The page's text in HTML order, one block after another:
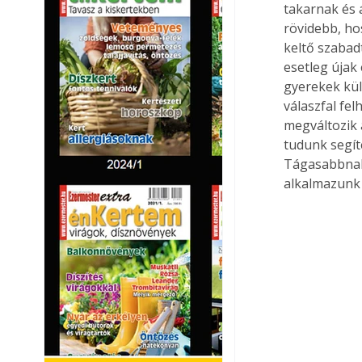
takarnak és
rövidebb,
keltő
esetleg újak
gyerekek
válaszfal
megváltozik
tudunk